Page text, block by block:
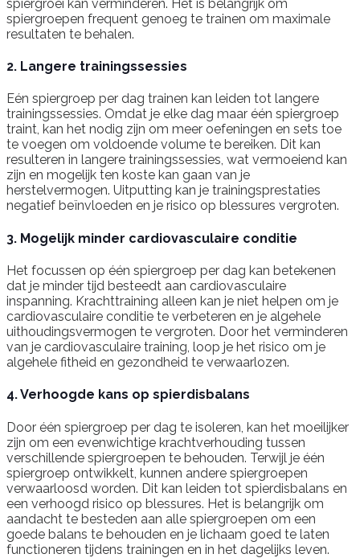
spiergroei kan verminderen. Het is belangrijk om
spiergroepen frequent genoeg te trainen om maximale
resultaten te behalen.
2. Langere trainingssessies
Eén spiergroep per dag trainen kan leiden tot langere
trainingssessies. Omdat je elke dag maar één spiergroep
traint, kan het nodig zijn om meer oefeningen en sets toe
te voegen om voldoende volume te bereiken. Dit kan
resulteren in langere trainingssessies, wat vermoeiend kan
zijn en mogelijk ten koste kan gaan van je
herstelvermogen. Uitputting kan je trainingsprestaties
negatief beïnvloeden en je risico op blessures vergroten.
3. Mogelijk minder cardiovasculaire conditie
Het focussen op één spiergroep per dag kan betekenen
dat je minder tijd besteedt aan cardiovasculaire
inspanning. Krachttraining alleen kan je niet helpen om je
cardiovasculaire conditie te verbeteren en je algehele
uithoudingsvermogen te vergroten. Door het verminderen
van je cardiovasculaire training, loop je het risico om je
algehele fitheid en gezondheid te verwaarlozen.
4. Verhoogde kans op spierdisbalans
Door één spiergroep per dag te isoleren, kan het moeilijker
zijn om een evenwichtige krachtverhouding tussen
verschillende spiergroepen te behouden. Terwijl je één
spiergroep ontwikkelt, kunnen andere spiergroepen
verwaarloosd worden. Dit kan leiden tot spierdisbalans en
een verhoogd risico op blessures. Het is belangrijk om
aandacht te besteden aan alle spiergroepen om een
goede balans te behouden en je lichaam goed te laten
functioneren tijdens trainingen en in het dagelijks leven.